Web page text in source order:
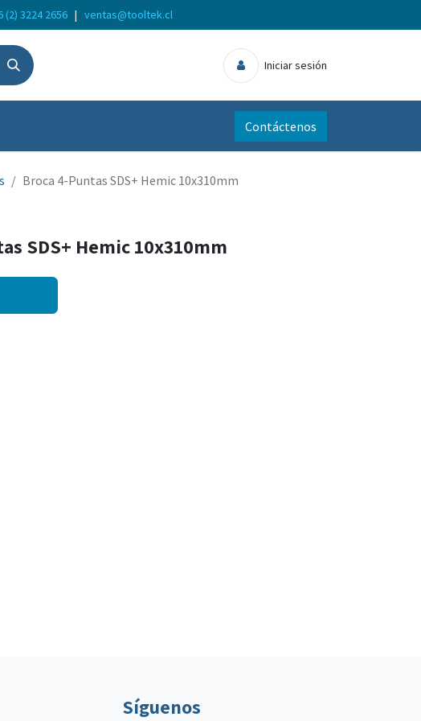
(2) 3224 2656 | ventas@tooltek.cl
Iniciar sesión
Contáctenos
Broca 4-Puntas SDS+ Hemic 10x310mm
SDS+ Hemic 10x310mm
Síguenos